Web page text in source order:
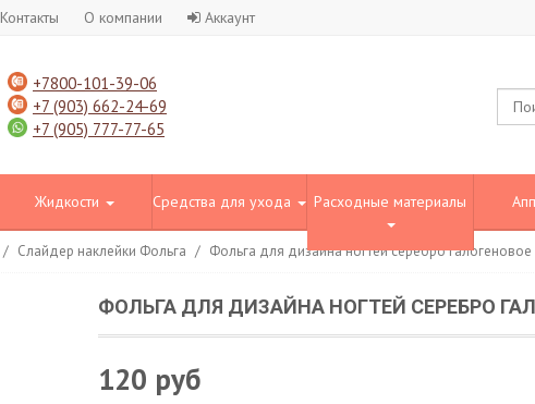
Контакты О компании Аккаунт
+7800-101-39-06
+7 (903) 662-24-69
+7 (905) 777-77-65
Жидкости Средства для ухода Расходные материалы
/ Слайдер наклейки Фольга / Фольга для дизайна ногтей серебро галогеновое
ФОЛЬГА ДЛЯ ДИЗАЙНА НОГТЕЙ СЕРЕБРО
120 руб